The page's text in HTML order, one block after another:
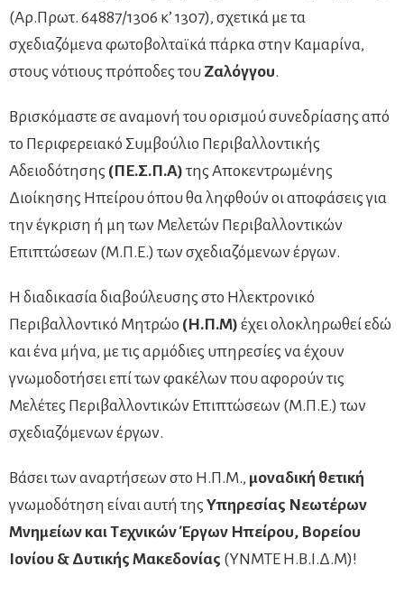
(Αρ.Πρωτ. 64887/1306 κ’ 1307), σχετικά με τα
σχεδιαζόμενα φωτοβολταϊκά πάρκα στην Καμαρίνα,
στους νότιους πρόποδες του Ζαλόγγου.
Βρισκόμαστε σε αναμονή του ορισμού συνεδρίασης από
το Περιφερειακό Συμβούλιο Περιβαλλοντικής
Αδειοδότησης (ΠΕ.Σ.Π.Α) της Αποκεντρωμένης
Διοίκησης Ηπείρου όπου θα ληφθούν οι αποφάσεις για
την έγκριση ή μη των Μελετών Περιβαλλοντικών
Επιπτώσεων (Μ.Π.Ε.) των σχεδιαζόμενων έργων.
Η διαδικασία διαβούλευσης στο Ηλεκτρονικό
Περιβαλλοντικό Μητρώο (Η.Π.Μ) έχει ολοκληρωθεί εδώ
και ένα μήνα, με τις αρμόδιες υπηρεσίες να έχουν
γνωμοδοτήσει επί των φακέλων που αφορούν τις
Μελέτες Περιβαλλοντικών Επιπτώσεων (Μ.Π.Ε.) των
σχεδιαζόμενων έργων.
Βάσει των αναρτήσεων στο Η.Π.Μ., μοναδική θετική
γνωμοδότηση είναι αυτή της Υπηρεσίας Νεωτέρων
Μνημείων και Τεχνικών Έργων Ηπείρου, Βορείου
Ιονίου & Δυτικής Μακεδονίας (ΥΝΜΤΕ Η.Β.Ι.Δ.Μ)!